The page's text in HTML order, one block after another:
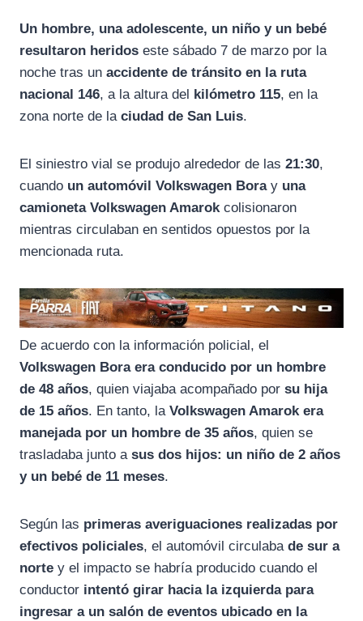
c
e
b
l
e
g
a
s
Un hombre, una adolescente, un niño y un bebé
resultaron heridos este sábado 7 de marzo por la
noche tras un accidente de tránsito en la ruta
nacional 146, a la altura del kilómetro 115, en la
zona norte de la ciudad de San Luis.
El siniestro vial se produjo alrededor de las 21:30,
cuando un automóvil Volkswagen Boray una
camioneta Volkswagen Amarok colisionaron
mientras circulaban en sentidos opuestos por la
mencionada ruta.
De acuerdo con la información policial, el
Volkswagen Bora era conducido por un hombre
de 48 años, quien viajaba acompañado por su hija
de 15 años. En tanto, la Volkswagen Amarok era
manejada por un hombre de 35 años, quien se
trasladaba junto a sus dos hijos: un niño de 2 años
y un bebé de 11 meses.
Según las primeras averiguaciones realizadas por
efectivos policiales, el automóvil circulaba de sur a
norte y el impacto se habría producido cuando el
conductor intentó girar hacia la izquierda para
ingresar a un salón de eventos ubicado en la